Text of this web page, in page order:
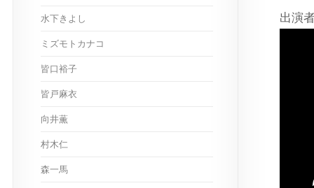
出演
水下きよし
ミズモトカナコ
皆口裕子
皆戸麻衣
向井薫
村木仁
森一馬